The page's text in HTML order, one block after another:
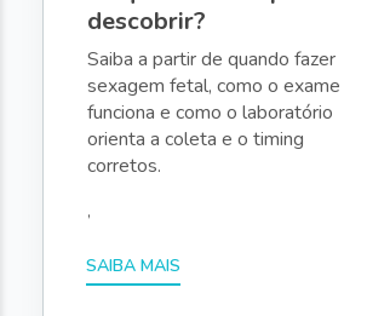
descobrir?
Saiba a partir de quando fazer
sexagem fetal, como o exame
funciona e como o laboratório
orienta a coleta e o timing
corretos.
,